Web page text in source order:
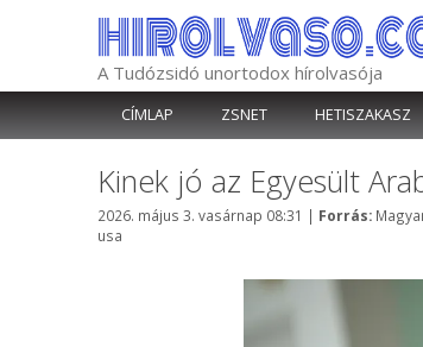
A Tudózsidó unortodox hírolvasója
CÍMLAP ZSNET HETISZAKASZ
Kinek jó az Egyesült
2026. május 3. vasárnap 08:31 | Forrás:
usa